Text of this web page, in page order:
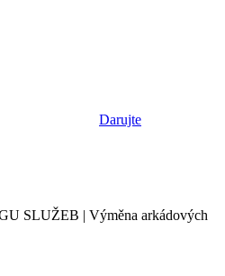
Darujte
SLUŽEB | Výměna arkádových